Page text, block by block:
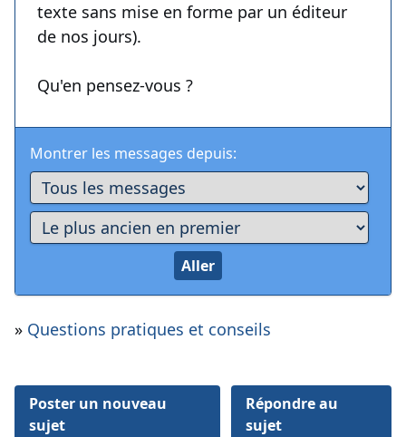
texte sans mise en forme par un éditeur
de nos jours).
Qu'en pensez-vous ?
Montrer les messages depuis:
» Questions pratiques et conseils
Poster un nouveau
sujet
Répondre au
sujet